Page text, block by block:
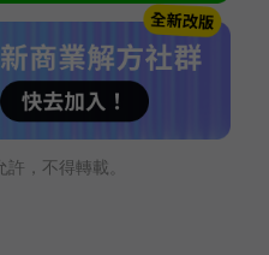
，不得轉載。